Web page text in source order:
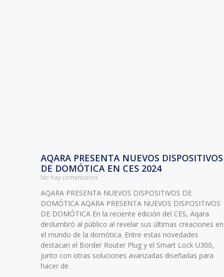
AQARA PRESENTA NUEVOS DISPOSITIVOS
DE DOMÓTICA EN CES 2024
No hay comentarios
AQARA PRESENTA NUEVOS DISPOSITIVOS DE
DOMÓTICA AQARA PRESENTA NUEVOS DISPOSITIVOS
DE DOMÓTICA En la reciente edición del CES, Aqara
deslumbró al público al revelar sus últimas creaciones en
el mundo de la domótica. Entre estas novedades
destacan el Border Router Plug y el Smart Lock U300,
junto con otras soluciones avanzadas diseñadas para
hacer de